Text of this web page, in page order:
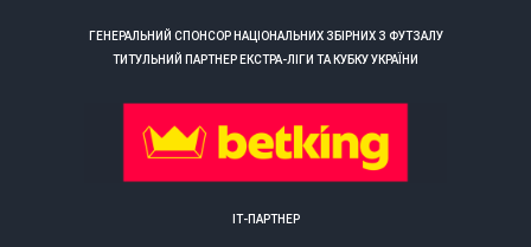
ГЕНЕРАЛЬНИЙ СПОНСОР НАЦІОНАЛЬНИХ ЗБІРНИХ З ФУТЗАЛУ
ТИТУЛЬНИЙ ПАРТНЕР ЕКСТРА-ЛІГИ ТА КУБКУ УКРАЇНИ
ІТ-ПАРТНЕР